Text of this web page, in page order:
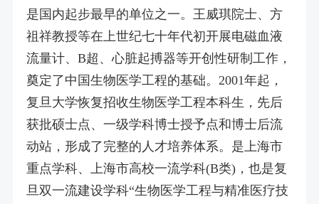
是国内起步最早的单位之一。王威琪院士、方
祖祥教授等在上世纪七十年代初开展电磁血液
流量计、B超、心脏起搏器等开创性研制工作，
奠定了中国生物医学工程的基础。2001年起，
复旦大学恢复招收生物医学工程本科生，先后
获批硕士点、一级学科博士授予点和博士后流
动站，形成了完整的人才培养体系。是上海市
重点学科、上海市高校一流学科(B类)，也是复
旦双一流建设学科“生物医学工程与精准医疗技